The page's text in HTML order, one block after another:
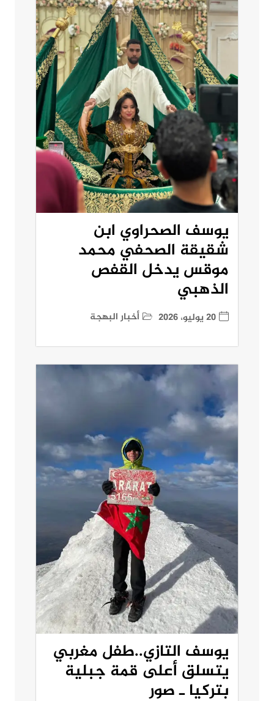
يوسف الصحراوي ابن
شقيقة الصحفي محمد
موقس يدخل القفص
الذهبي
20 يوليو، 2026 أخبار البهجة
يوسف التازي..طفل مغربي
يتسلق أعلى قمة جبلية
بتركيا ـ صور